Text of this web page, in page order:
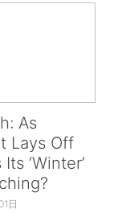
As
Lays Off
‘Winter’
日